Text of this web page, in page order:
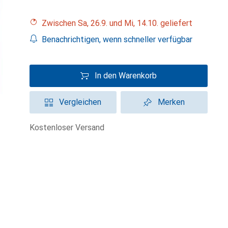
Zwischen Sa, 26.9. und Mi, 14.10. geliefert
Benachrichtigen, wenn schneller verfügbar
In den Warenkorb
Vergleichen Merken
kostenloser Versand